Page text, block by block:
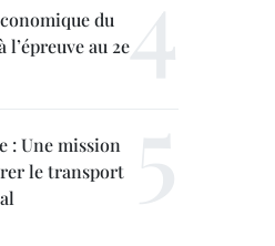
du
l’épreuve au 2e
: Une mission
le transport